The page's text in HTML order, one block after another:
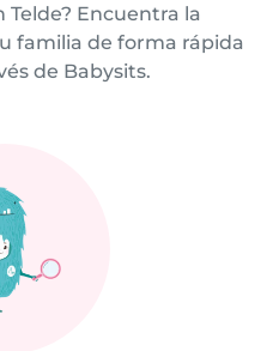
Telde? Encuentra la
familia de forma rápida
de Babysits.